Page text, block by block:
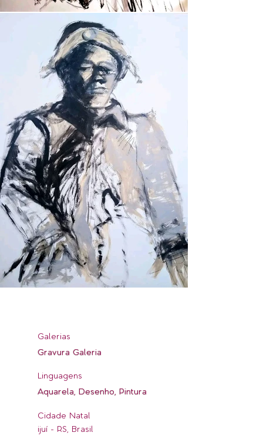
Galerias
Gravura Galeria
Linguagens
Aquarela, Desenho, Pintura
Cidade Natal
ijuí - RS, Brasil